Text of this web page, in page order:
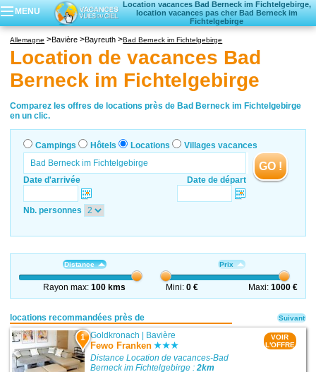
MENU
Location vacances Bad Berneck im Fichtelgebirge,
location vacances pas cher Bad Berneck im
Fichtelgebirge
Locations vacances
Villages vacances
Allemagne Bavière Bayreuth Bad Berneck im Fichtelgebirge
Location de vacances Bad
Berneck im Fichtelgebirge
Comparez les offres de locations près de Bad Berneck im Fichtelgebirge
en un clic.
Campings Hôtels Locations Villages vacances
Date d'arrivée Date de départ
GO !
Nb. personnes
Distance
Rayon max:100 kms
Prix
Mini:0 € Maxi: 1000 €
locations recommandées près de
1 Goldkronach | Bavière
Fewo Franken
Distance Location de vacances-Bad
Berneck im Fichtelgebirge :2km
VOIR
L'OFFRE
Suivant